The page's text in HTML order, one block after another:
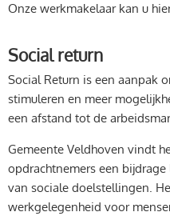
Onze werkmakelaar kan u
Social return
Social Return is een aanpak
stimuleren en meer
een afstand tot de
Gemeente Veldhoven vindt
opdrachtnemers een
van sociale doelstellingen.
werkgelegenheid voor